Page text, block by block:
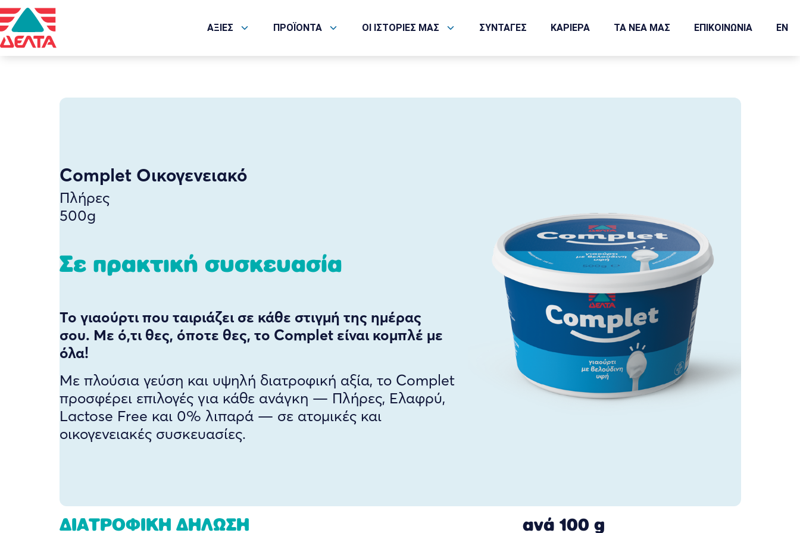
ΑΞΙΕΣ ΠΡΟΪΟΝΤΑ ΟΙ ΙΣΤΟΡΙΕΣ ΜΑΣ ΣΥΝΤΑΓΕΣ ΚΑΡΙΕΡΑ ΤΑ ΝΕΑ ΜΑΣ ΕΠΙΚΟΙΝΩΝΙΑ EN
Complet Οικογενειακό
Πλήρες
500g
Σε πρακτική συσκευασία
Το γιαούρτι που ταιριάζει σε κάθε στιγμή της ημέρας
σου. Με ό,τι θες, όποτε θες, το Complet είναι κομπλέ με
όλα!
Με πλούσια γεύση και υψηλή διατροφική αξία, το Complet
προσφέρει επιλογές για κάθε ανάγκη — Πλήρες, Ελαφρύ,
Lactose Free και 0% λιπαρά — σε ατομικές και
οικογενειακές συσκευασίες.
ΔΙΑΤΡΟΦΙΚΗ ΔΗΛΩΣΗ ανά 100 g